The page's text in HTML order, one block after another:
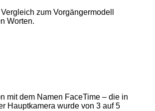
zum Vorgängermodell
Worten.
mit dem Namen FaceTime – die in
Hauptkamera wurde von 3 auf 5